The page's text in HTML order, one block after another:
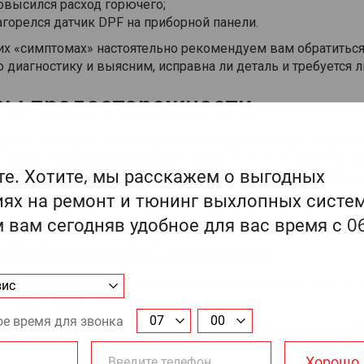
расход горючего;
датчик DPF на приборной панели.
«симптомах» настоятельно рекомендуем вам
и выясним, исправна ли деталь и требуется
предосторожности
Mercedes-Benz G-Класс вам следует
за работой системы зажигания и топлива;
эксплуатируйте автомобиль, если заметили пропуски
загорании датчика на приборной панели
несложные, они не требуют много времени, но помогут
очень долго.
сажевого фильтра на Mercedes-